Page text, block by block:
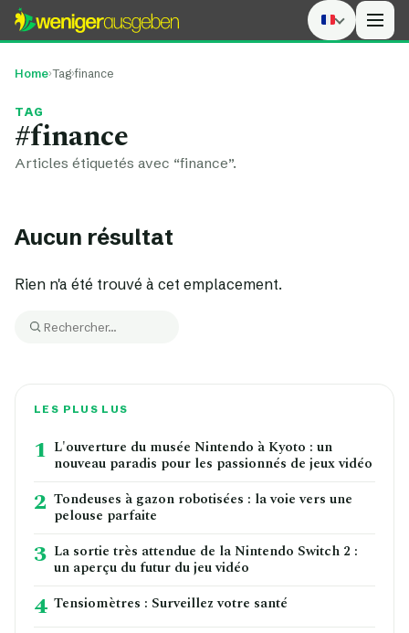
Home›Tag›finance
TAG
#finance
Articles étiquetés avec “finance”.
Aucun résultat
Rien n'a été trouvé à cet emplacement.
Rechercher :
LES PLUS LUS
1 L'ouverture du musée Nintendo à Kyoto : un
nouveau paradis pour les passionnés de jeux vidéo
2 Tondeuses à gazon robotisées : la voie vers une
pelouse parfaite
3 La sortie très attendue de la Nintendo Switch 2 :
un aperçu du futur du jeu vidéo
4 Tensiomètres : Surveillez votre santé